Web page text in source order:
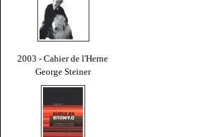
2003 - Cahier de l'Herne
George Steiner